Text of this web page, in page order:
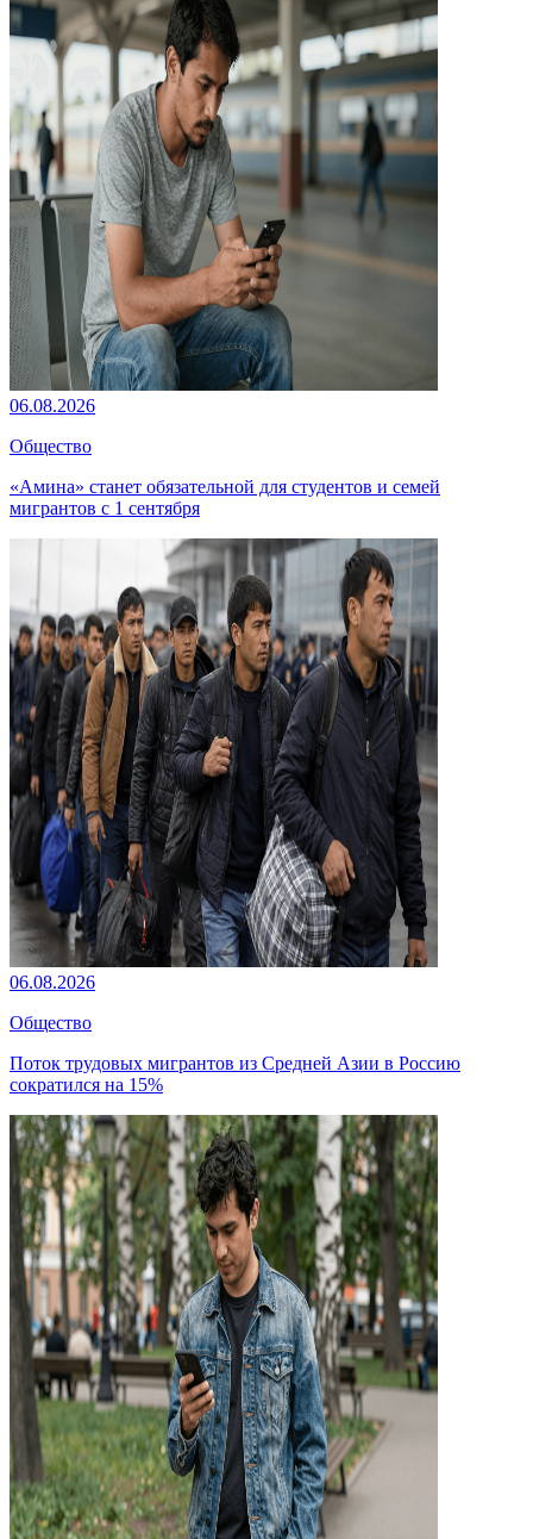
06.08.2026
Общество
«Амина» станет обязательной для студентов и семей
мигрантов с 1 сентября
06.08.2026
Общество
Поток трудовых мигрантов из Средней Азии в Россию
сократился на 15%